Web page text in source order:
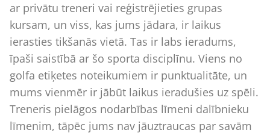
ar privātu treneri vai reģistrējieties grupas
kursam, un viss, kas jums jādara, ir laikus
ierasties tikšanās vietā. Tas ir labs ieradums,
īpaši saistībā ar šo sporta disciplīnu. Viens no
golfa etiķetes noteikumiem ir punktualitāte, un
mums vienmēr ir jābūt laikus ieradušies uz spēli.
Treneris pielāgos nodarbības līmeni dalībnieku
līmenim, tāpēc jums nav jāuztraucas par savām